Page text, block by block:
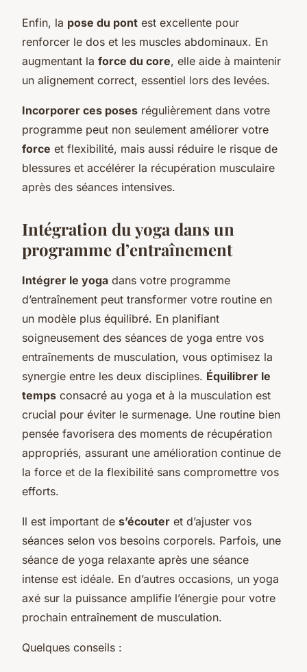
Enfin, la pose du pont est excellente pour
renforcer le dos et les muscles abdominaux. En
augmentant la force du core, elle aide à maintenir
un alignement correct, essentiel lors des levées.
Incorporer ces poses régulièrement dans votre
programme peut non seulement améliorer votre
force et flexibilité, mais aussi réduire le risque de
blessures et accélérer la récupération musculaire
après des séances intensives.
Intégration du yoga dans un
programme d’entraînement
Intégrer le yoga dans votre programme
d’entraînement peut transformer votre routine en
un modèle plus équilibré. En planifiant
soigneusement des séances de yoga entre vos
entraînements de musculation, vous optimisez la
synergie entre les deux disciplines. Équilibrer le
temps consacré au yoga et à la musculation est
crucial pour éviter le surmenage. Une routine bien
pensée favorisera des moments de récupération
appropriés, assurant une amélioration continue de
la force et de la flexibilité sans compromettre vos
efforts.
Il est important de s’écouter et d’ajuster vos
séances selon vos besoins corporels. Parfois, une
séance de yoga relaxante après une séance
intense est idéale. En d’autres occasions, un yoga
axé sur la puissance amplifie l’énergie pour votre
prochain entraînement de musculation.
Quelques conseils :